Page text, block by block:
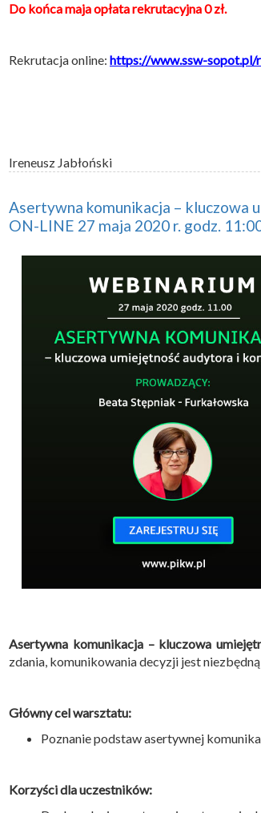
Do końca maja opłata rekrutacyjna 0 zł.
Rekrutacja online: https://www.ssw-sopot.pl/
Ireneusz Jabłoński
Asertywna komunikacja – kluczowa
ON-LINE 27 maja 2020 r. godz.
Asertywna komunikacja – kluczowa
zdania, komunikowania decyzji jest
Główny cel warsztatu:
Poznanie podstaw asertywnej
Korzyści dla uczestników: